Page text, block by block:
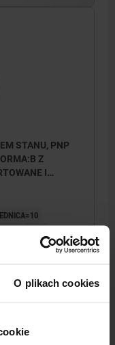
O plikach cookies
STANU, PNP
Z
I